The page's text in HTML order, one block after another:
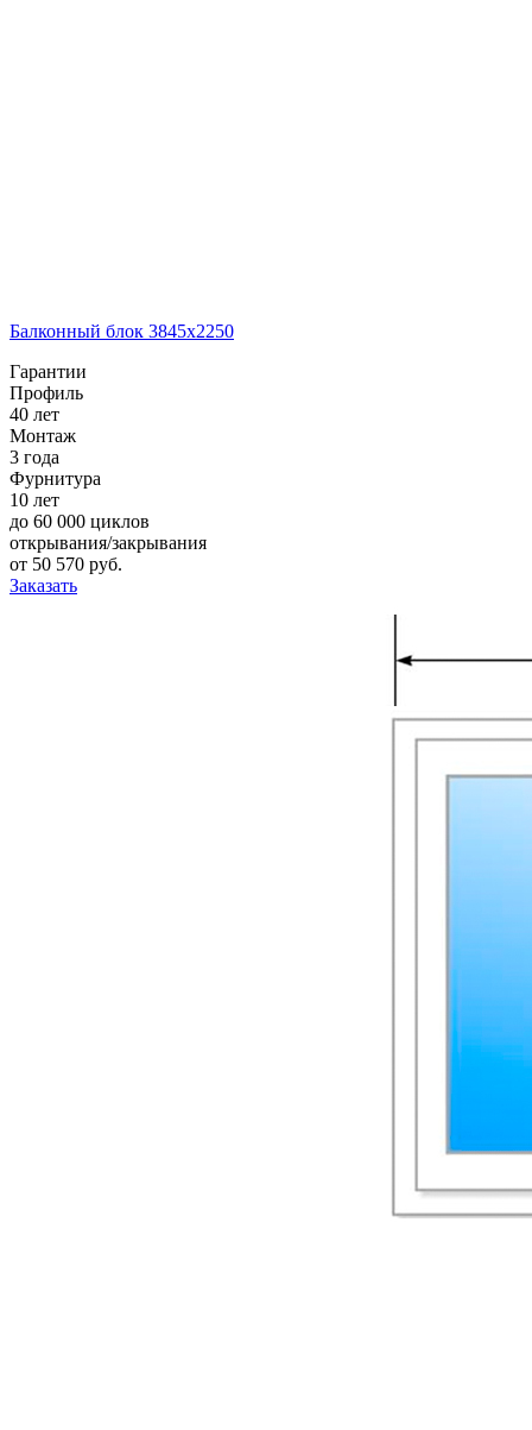
Балконный блок 3845х2250
Гарантии
Профиль
40 лет
Монтаж
3 года
Фурнитура
10 лет
до 60 000 циклов
открывания/закрывания
от 50 570 pуб.
Заказать